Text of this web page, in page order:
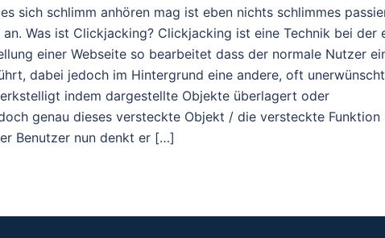
sich schlimm anhören mag ist eben nichts schlimmes
Was ist Clickjacking? Clickjacking ist eine Technik bei der
einer Webseite so bearbeitet dass der normale Nutzer
dabei jedoch im Hintergrund eine andere, oft
indem dargestellte Objekte überlagert oder
genau dieses versteckte Objekt / die versteckte Funktion
Benutzer nun denkt er […]